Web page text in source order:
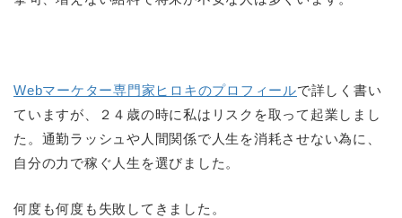
Webマーケター専門家ヒロキのプロフィールで詳しく書い
ていますが、２４歳の時に私はリスクを取って起業しまし
た。通勤ラッシュや人間関係で人生を消耗させない為に、
自分の力で稼ぐ人生を選びました。
何度も何度も失敗してきました。